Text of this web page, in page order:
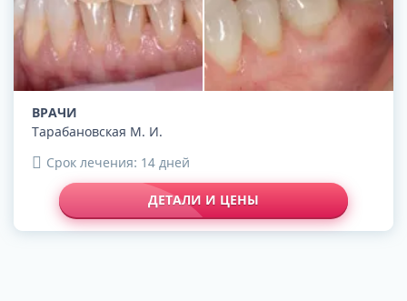
ВРАЧИ
Тарабановская М. И.
Срок лечения: 14 дней
ДЕТАЛИ И ЦЕНЫ